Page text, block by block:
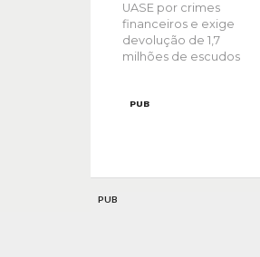
UASE por crimes
financeiros e exige
devolução de 1,7
milhões de escudos
PUB
PUB